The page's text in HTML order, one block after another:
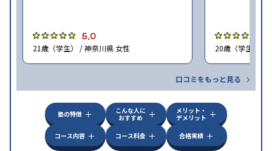
5.0
21歳（学生） / 神奈川県 女性 20歳（学生） /
口コミをもっと見る
塾の特徴
こんな人に
おすすめ
メリット・
デメリット
コース内容
コース料金 合格実績